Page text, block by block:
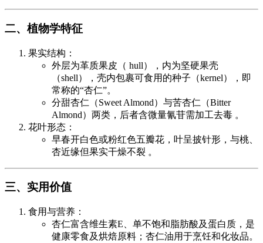
二、植物学特征
果实结构：
外层为革质果皮（ hull），内为坚硬果壳
（shell），壳内包裹可食用的种子（kernel），即
常称的“杏仁”。
分甜杏仁（Sweet Almond）与苦杏仁（Bitter
Almond）两类，后者含微量氰苷需加工去毒 。
花叶形态：
早春开白色或粉红色五瓣花，叶呈披针形，与桃、
杏近缘但果实干燥不裂 。
三、实用价值
食用与营养：
杏仁富含维生素E、单不饱和脂肪酸及蛋白质，是
健康零食及烘焙原料；杏仁油用于烹饪和化妆品。